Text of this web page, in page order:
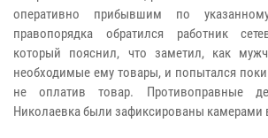
оперативно прибывшим по
правопорядка обратился работник
который пояснил, что заметил, как
необходимые ему товары, и попытался
не оплатив товар. Противоправные
Николаевка были зафиксированы